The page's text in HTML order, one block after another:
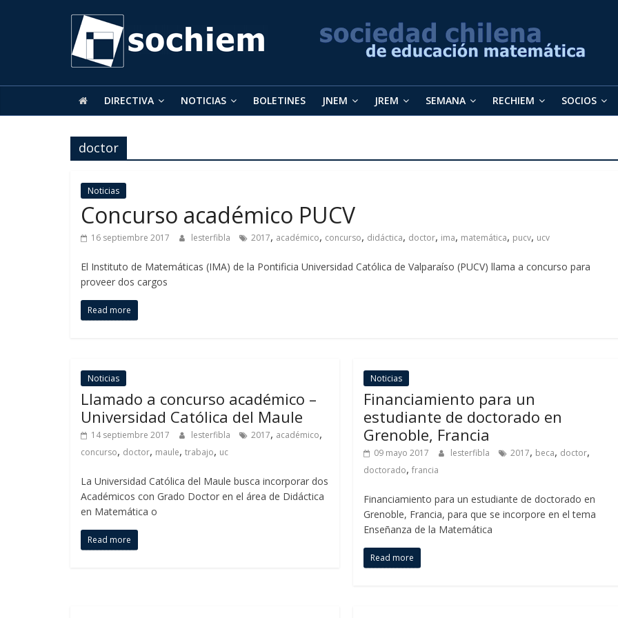
SOCHIEM
Sociedad
Educación
DIRECTIVA NOTICIAS BOLETINES JNEM JREM SEMANA RECHIEM SOCIOS
doctor
Noticias
Concurso académico PUCV
16 septiembre 2017 lesterfibla 2017, académico, concurso, didáctica, doctor, ima, matemática, pucv, ucv
El Instituto de Matemáticas (IMA) de la Pontificia Universidad Católica de Valparaíso (PUCV) llama a concurso para
proveer dos cargos
Read more
Noticias
Llamado a concurso académico –
Universidad Católica del Maule
14 septiembre 2017 lesterfibla 2017, académico,
concurso, doctor, maule, trabajo, uc
La Universidad Católica del Maule busca incorporar dos
Académicos con Grado Doctor en el área de Didáctica
en Matemática o
Read more
Noticias
Financiamiento para un
estudiante de doctorado en
Grenoble, Francia
09 mayo 2017 lesterfibla 2017, beca, doctor,
doctorado,francia
Financiamiento para un estudiante de doctorado en
Grenoble, Francia, para que se incorpore en el tema
Enseñanza de la Matemática
Read more